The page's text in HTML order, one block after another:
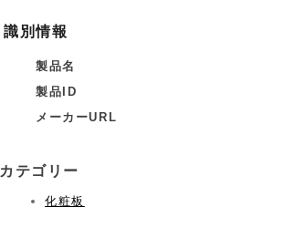
識別情報
製品名
製品ID
メーカーURL
カテゴリー
化粧板